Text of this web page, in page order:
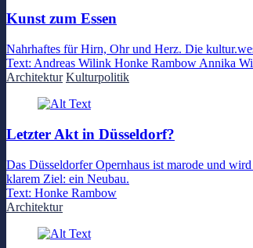
Kunst zum Essen
Nahrhaftes für Hirn, Ohr und Herz. Die
Text: Andreas Wilink Honke Rambow Annika
Architektur Kulturpolitik
Letzter Akt in Düsseldorf?
Das Düsseldorfer Opernhaus ist marode und
klarem Ziel: ein Neubau.
Text: Honke Rambow
Architektur